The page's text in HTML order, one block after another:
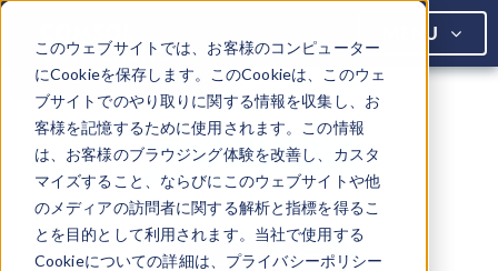
このウェブサイトでは、お客様のコンピューター
にCookieを保存します。このCookieは、このウェ
ブサイトでのやり取りに関する情報を収集し、お
客様を記憶するために使用されます。この情報
は、お客様のブラウジング体験を改善し、カスタ
マイズすること、ならびにこのウェブサイトや他
のメディアの訪問者に関する解析と指標を得るこ
とを目的として利用されます。当社で使用する
Cookieについての詳細は、プライバシーポリシー
COMSOL
MENU